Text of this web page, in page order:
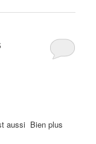
aussi Bien plus